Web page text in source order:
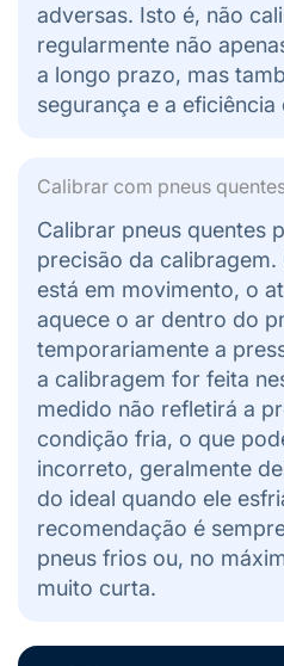
adversas. Isto é, não
regularmente não
a longo prazo, mas
segurança e a eficiência
Calibrar com pneus
Calibrar pneus quentes
precisão da calibragem.
está em movimento, o
aquece o ar dentro do
temporariamente a
a calibragem for feita
medido não refletirá a
condição fria, o que
incorreto, geralmente
do ideal quando ele
recomendação é
pneus frios ou, no
muito curta.